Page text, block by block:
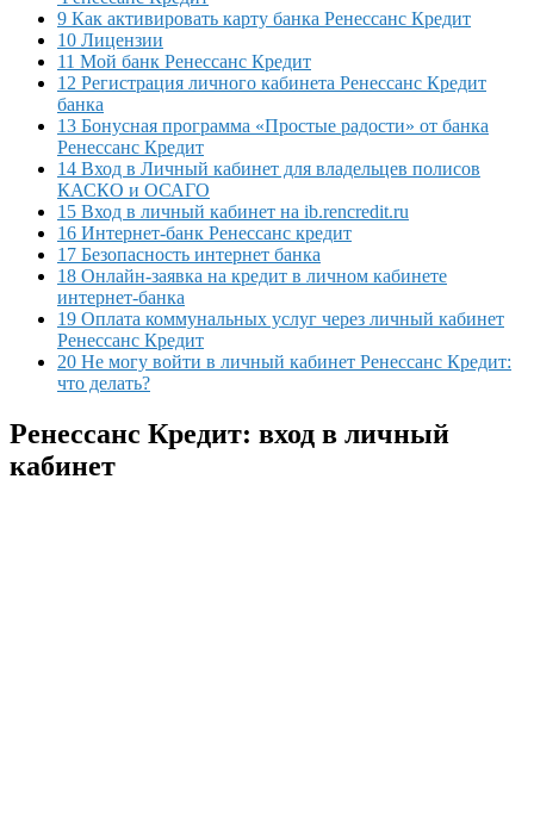
9 Как активировать карту банка Ренессанс Кредит
10 Лицензии
11 Мой банк Ренессанс Кредит
12 Регистрация личного кабинета Ренессанс Кредит
банка
13 Бонусная программа «Простые радости» от банка
Ренессанс Кредит
14 Вход в Личный кабинет для владельцев полисов
КАСКО и ОСАГО
15 Вход в личный кабинет на ib.rencredit.ru
16 Интернет-банк Ренессанс кредит
17 Безопасность интернет банка
18 Онлайн-заявка на кредит в личном кабинете
интернет-банка
19 Оплата коммунальных услуг через личный кабинет
Ренессанс Кредит
20 Не могу войти в личный кабинет Ренессанс Кредит:
что делать?
Ренессанс Кредит: вход в личный
кабинет